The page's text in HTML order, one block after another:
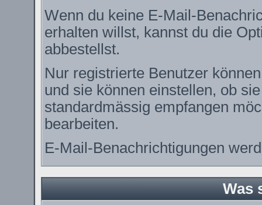
Wenn du keine E-Mail-
erhalten willst, kannst du die
abbestellst.
Nur registrierte Benutzer
und sie können einstellen, ob
standardmässig empfangen
bearbeiten.
E-Mail-Benachrichtigungen
Was